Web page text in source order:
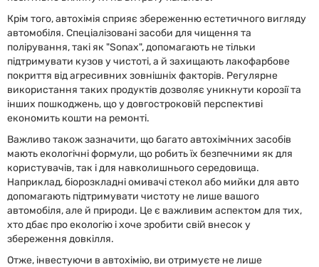
Крім того, автохімія сприяє збереженню естетичного вигляду
автомобіля. Спеціалізовані засоби для чищення та
полірування, такі як "Sonax", допомагають не тільки
підтримувати кузов у чистоті, а й захищають лакофарбове
покриття від агресивних зовнішніх факторів. Регулярне
використання таких продуктів дозволяє уникнути корозії та
інших пошкоджень, що у довгостроковій перспективі
економить кошти на ремонті.
Важливо також зазначити, що багато автохімічних засобів
мають екологічні формули, що робить їх безпечними як для
користувачів, так і для навколишнього середовища.
Наприклад, біорозкладні омивачі стекол або мийки для авто
допомагають підтримувати чистоту не лише вашого
автомобіля, але й природи. Це є важливим аспектом для тих,
хто дбає про екологію і хоче зробити свій внесок у
збереження довкілля.
Отже, інвестуючи в автохімію, ви отримуєте не лише